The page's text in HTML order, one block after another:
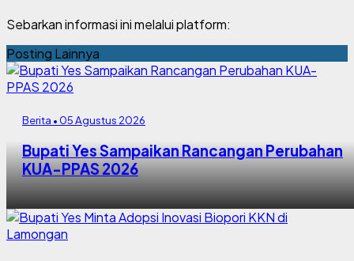
Sebarkan informasi ini melalui platform:
Posting Lainnya
Berita • 05 Agustus 2026
Bupati Yes Sampaikan Rancangan Perubahan
KUA-PPAS 2026